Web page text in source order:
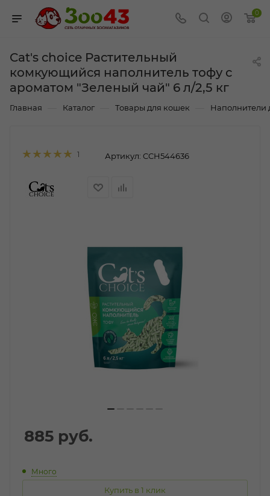
0
Cat's choice Растительный
комкующийся наполнитель тофу с
ароматом "Зеленый чай" 6 л/2,5 кг
Главная Каталог Товары для кошек Наполнители
1 Артикул: CCH544636
885 руб.
Много
Купить в 1 клик